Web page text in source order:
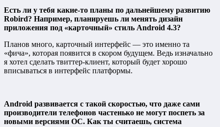
Есть ли у тебя какие-то планы по дальнейшему развитию
Robird? Например, планируешь ли менять дизайн
приложения под «карточный» стиль Android 4.3?
Планов много, карточный интерфейс — это именно та
«фича», которая появится в скором будущем. Ведь изначально
я хотел сделать твиттер-клиент, который будет хорошо
вписываться в интерфейс платформы.
Android развивается с такой скоростью, что даже сами
производители телефонов частенько не могут поспеть за
новыми версиями ОС. Как ты считаешь, система